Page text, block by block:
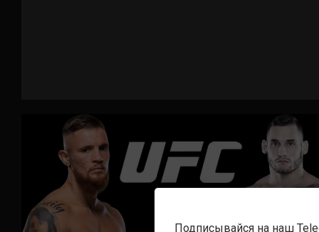
Подписывайся на наш